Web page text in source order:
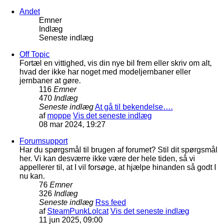
Andet
Emner
Indlæg
Seneste indlæg
Off Topic
Fortæl en vittighed, vis din nye bil frem eller skriv om alt,
hvad der ikke har noget med modeljernbaner eller
jernbaner at gøre.
116 Emner
470 Indlæg
Seneste indlægAt gå til bekendelse….
af moppe Vis det seneste indlæg
08 mar 2024, 19:27
Forumsupport
Har du spørgsmål til brugen af forumet? Stil dit spørgsmål
her. Vi kan desværre ikke være der hele tiden, så vi
appellerer til, at I vil forsøge, at hjælpe hinanden så godt I
nu kan.
76 Emner
326 Indlæg
Seneste indlæg Rss feed
af SteamPunkLolcat Vis det seneste indlæg
11 jun 2025, 09:00